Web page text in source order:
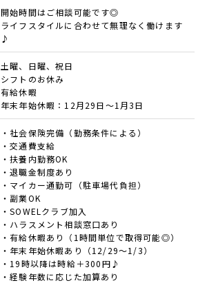
開始時間はご相談可能です◎
ライフスタイルに合わせて無理なく働けます
♪
土曜、日曜、祝日
シフトのお休み
有給休暇
年末年始休暇：12月29日～1月3日
・社会保険完備（勤務条件による）
・交通費支給
・扶養内勤務OK
・退職金制度あり
・マイカー通勤可（駐車場代負担）
・副業OK
・SOWELクラブ加入
・ハラスメント相談窓口あり
・有給休暇あり（1時間単位で取得可能◎）
・年末年始休暇あり（12/29～1/3）
・19時以降は時給＋300円♪
・経験年数に応じた加算あり